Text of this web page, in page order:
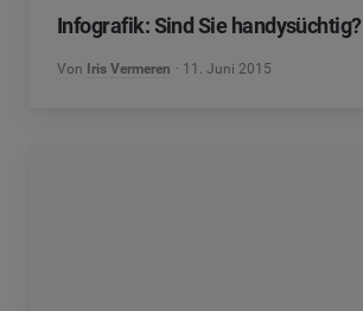
Infografik: Sind Sie handysüchtig?
Von Iris Vermeren 11. Juni 2015